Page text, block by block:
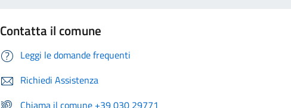
Contatta il comune
Leggi le domande frequenti
Richiedi Assistenza
Chiama il comune +39 030 29771